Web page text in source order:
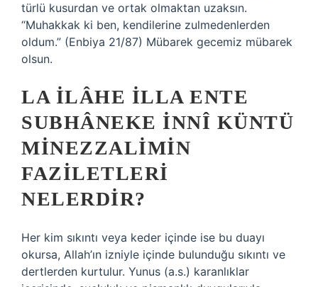
türlü kusurdan ve ortak olmaktan uzaksın.
“Muhakkak ki ben, kendilerine zulmedenlerden
oldum.” (Enbiya 21/87) Mübarek gecemiz mübarek
olsun.
LA ILÂHE ILLA ENTE
SUBHÂNEKE INNÎ KÜNTÜ
MINEZZALIMIN
FAZILETLERI
NELERDIR?
Her kim sıkıntı veya keder içinde ise bu duayı
okursa, Allah’ın izniyle içinde bulunduğu sıkıntı ve
dertlerden kurtulur. Yunus (a.s.) karanlıklar